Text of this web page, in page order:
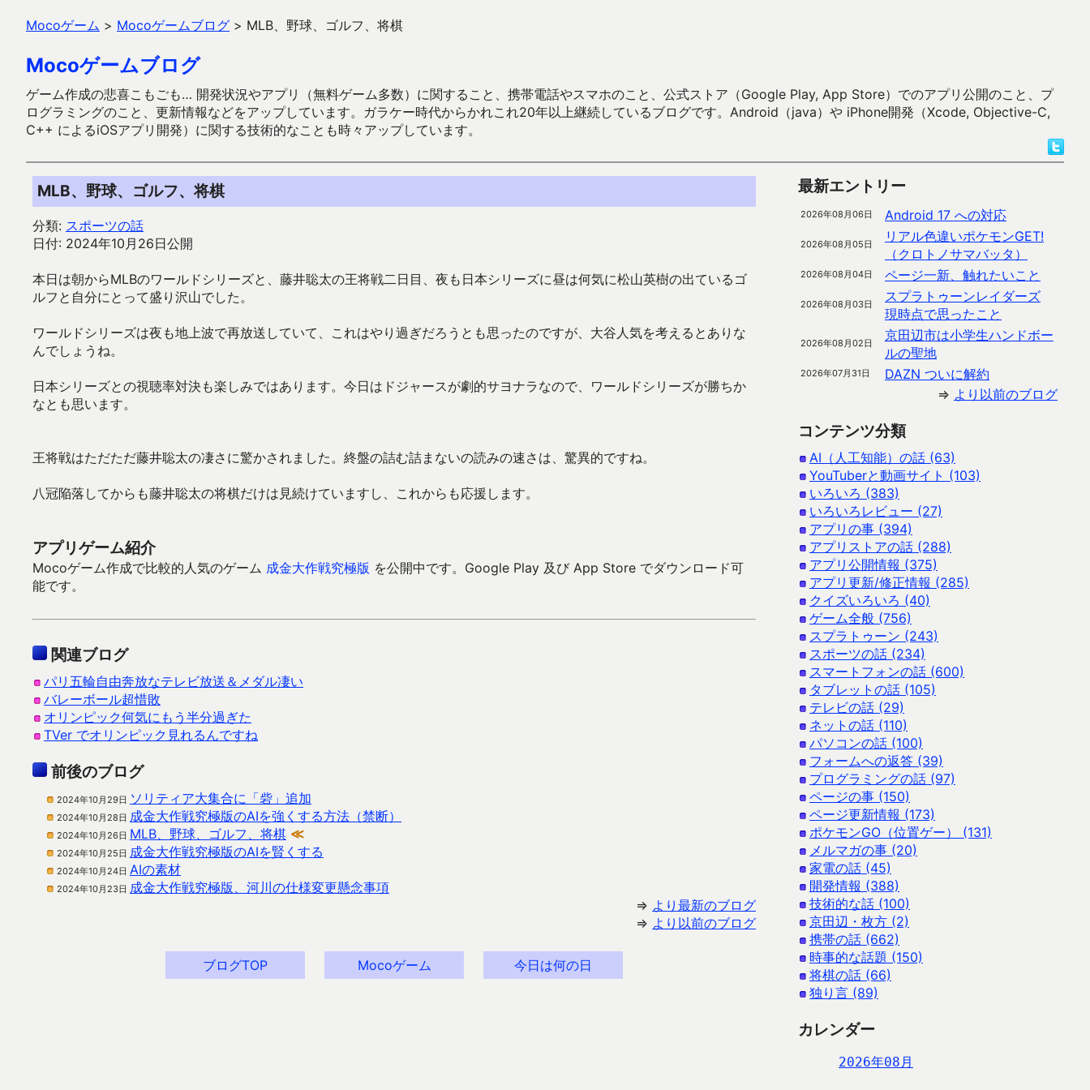
Mocoゲーム > Mocoゲームブログ > MLB、野球、ゴルフ、将棋
Mocoゲームブログ
ゲーム作成の悲喜こもごも… 開発状況やアプリ（無料ゲーム多数）に関すること、携帯電話やスマホのこと、公式ストア（Google Play, App Store）でのアプリ公開のこと、プ
ログラミングのこと、更新情報などをアップしています。ガラケー時代からかれこれ20年以上継続しているブログです。Android（java）や iPhone開発（Xcode, Objective-C,
C++ によるiOSアプリ開発）に関する技術的なことも時々アップしています。
MLB、野球、ゴルフ、将棋
分類: スポーツの話
日付: 2024年10月26日公開
本日は朝からMLBのワールドシリーズと、藤井聡太の王将戦二日目、夜も日本シリーズに昼は何気に松山英樹の出ているゴ
ルフと自分にとって盛り沢山でした。
ワールドシリーズは夜も地上波で再放送していて、これはやり過ぎだろうとも思ったのですが、大谷人気を考えるとありな
んでしょうね。
日本シリーズとの視聴率対決も楽しみではあります。今日はドジャースが劇的サヨナラなので、ワールドシリーズが勝ちか
なとも思います。
王将戦はただただ藤井聡太の凄さに驚かされました。終盤の詰む詰まないの読みの速さは、驚異的ですね。
八冠陥落してからも藤井聡太の将棋だけは見続けていますし、これからも応援します。
アプリゲーム紹介
Mocoゲーム作成で比較的人気のゲーム 成金大作戦究極版 を公開中です。Google Play 及び App Store でダウンロード可
能です。
関連ブログ
パリ五輪自由奔放なテレビ放送＆メダル凄い
バレーボール超惜敗
オリンピック何気にもう半分過ぎた
TVer でオリンピック見れるんですね
前後のブログ
2024年10月29日 ソリティア大集合に「砦」追加
2024年10月28日 成金大作戦究極版のAIを強くする方法（禁断）
2024年10月26日 MLB、野球、ゴルフ、将棋 ≪
2024年10月25日 成金大作戦究極版のAIを賢くする
2024年10月24日 AIの素材
2024年10月23日 成金大作戦究極版、河川の仕様変更懸念事項
⇒ より最新のブログ
⇒ より以前のブログ
ブログTOP Mocoゲーム 今日は何の日
最新エントリー
2026年08月06日 Android 17 への対応
2026年08月05日
リアル色違いポケモンGET!
（クロトノサマバッタ）
2026年08月04日 ページ一新、触れたいこと
2026年08月03日
スプラトゥーンレイダーズ
現時点で思ったこと
2026年08月02日
京田辺市は小学生ハンドボー
ルの聖地
2026年07月31日
DAZN ついに解約
⇒ より以前のブログ
コンテンツ分類
AI（人工知能）の話 (63)
YouTuberと動画サイト (103)
いろいろ (383)
いろいろレビュー (27)
アプリの事 (394)
アプリストアの話 (288)
アプリ公開情報 (375)
アプリ更新/修正情報 (285)
クイズいろいろ (40)
ゲーム全般 (756)
スプラトゥーン (243)
スポーツの話 (234)
スマートフォンの話 (600)
タブレットの話 (105)
テレビの話 (29)
ネットの話 (110)
パソコンの話 (100)
フォームへの返答 (39)
プログラミングの話 (97)
ページの事 (150)
ページ更新情報 (173)
ポケモンGO（位置ゲー） (131)
メルマガの事 (20)
家電の話 (45)
開発情報 (388)
技術的な話 (100)
京田辺・枚方 (2)
携帯の話 (662)
時事的な話題 (150)
将棋の話 (66)
独り言 (89)
カレンダー
2026年08月